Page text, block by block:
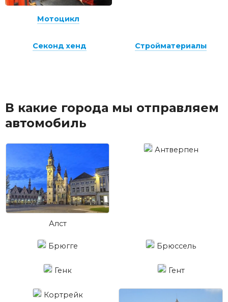
В какие города мы отправляем
автомобиль
Алст
Антверпен
Брюгге Брюссель
Генк Гент
Кортрейк
Мотоцикл
Секонд хенд Стройматериалы